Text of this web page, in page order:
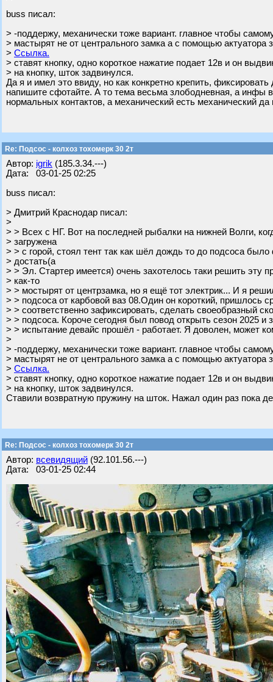
buss писал:
> -поддержу, механически тоже вариант. главное чтобы
> мастырят не от центрального замка а с помощью актуатора
> Ссылка.
> ставят кнопку, одно короткое нажатие подает 12в и он
> на кнопку, шток задвинулся.
Да я и имел это ввиду, но как конкретно крепить,
напишите сфотайте. А то тема весьма злободневная, а инфы
нормальных контактов, а механический есть механический
Re: Подсос - колхоз тохомерк 30 2т
Автор: igrik (185.3.34.---)
Дата: 03-01-25 02:25
buss писал:
> Дмитрий Краснодар писал:
>
> > Всех с НГ. Вот на последней рыбалки на нижней Волги,
> загружена
> > с горой, стоял тент так как шёл дождь то до подсоса было
> достать(а
> > Эл. Стартер имеется) очень захотелось таки решить эту
> как-то
> > мостырят от центрзамка, но я ещё тот электрик... И я
> > подсоса от карбовой ваз 08.Один он короткий, пришлось
> > соответственно зафиксировать, сделать своеобразный
> > подсоса. Короче сегодня был повод открыть сезон 2025 и
> > испытание девайс прошёл - работает. Я доволен, может
>
> -поддержу, механически тоже вариант. главное чтобы
> мастырят не от центрального замка а с помощью актуатора
> Ссылка.
> ставят кнопку, одно короткое нажатие подает 12в и он
> на кнопку, шток задвинулся.
Ставили возвратную пружину на шток. Нажал один раз пока
Re: Подсос - колхоз тохомерк 30 2т
Автор: всевидящий (92.101.56.---)
Дата: 03-01-25 02:44